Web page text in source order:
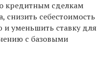
кредитным сделкам
снизить себестоимость
уменьшить ставку для
с базовыми